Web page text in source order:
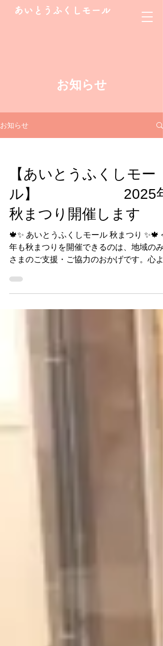
あいとうふくしモール
​お知らせ
お知らせ
【あいとうふくしモー
ル】 2025年
秋まつり開催します
🍁✨ あいとうふくしモール 秋まつり ✨🍁
年も秋まつりを開催できるのは、地域のみ
さまのご支援・ご協力のおかげです。心よ
しい♪みんなでワイワイ楽しめる秋のおま
り！ 🌙...